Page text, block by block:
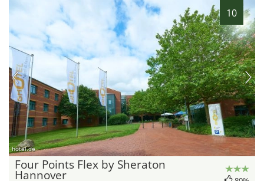
10
hotel.de
Four Points Flex by Sheraton
Hannover